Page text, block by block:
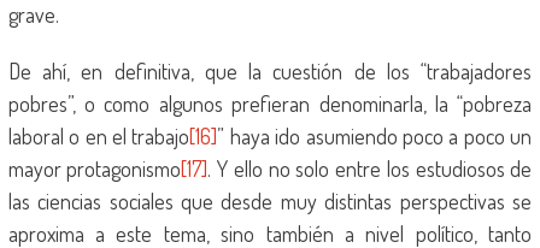
grave.
De ahí, en definitiva, que la cuestión de los “trabajadores
pobres”, o como algunos prefieran denominarla, la “pobreza
laboral o en el trabajo[16]” haya ido asumiendo poco a poco un
mayor protagonismo[17]. Y ello no solo entre los estudiosos de
las ciencias sociales que desde muy distintas perspectivas se
aproxima a este tema, sino también a nivel político, tanto